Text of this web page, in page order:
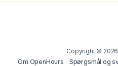
Copyright ©
Om OpenHours
Spørgsmål og